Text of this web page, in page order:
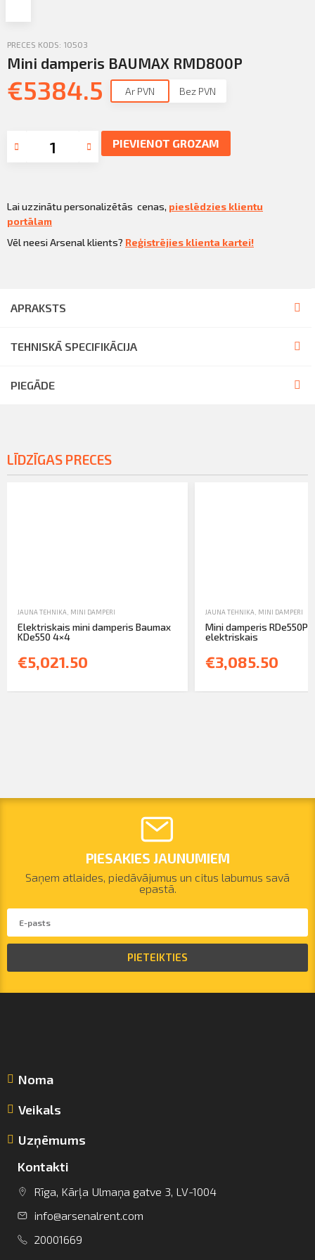
info@arsenalrent.com
+37120001669
PRECES KODS: 10503
Mini damperis BAUMAX RMD800P
€5384.5 Ar PVN Bez PVN
PIEVIENOT GROZAM
Lai uzzinātu personalizētās cenas, pieslēdzies klientu
portālam
Vēl neesi Arsenal klients? Reģistrējies klienta kartei!
APRAKSTS
TEHNISKĀ SPECIFIKĀCIJA
PIEGĀDE
LĪDZĪGAS PRECES
JAUNA TEHNIKA MINI DAMPERI
Elektriskais mini damperis Baumax
KDe550 4×4
€5,021.50
JAUNA TEHNIKA MINI DAMPERI
Mini damperis RDe550P
elektriskais
€3,085.50
PIESAKIES JAUNUMIEM
Saņem atlaides, piedāvājumus un citus labumus savā
epastā.
PIETEIKTIES
Noma
Veikals
Uzņēmums
Kontakti
Rīga, Kārļa Ulmaņa gatve 3, LV-1004
info@arsenalrent.com
20001669